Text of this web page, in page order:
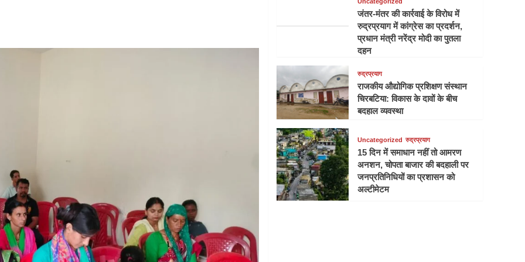
जंतर-मंतर की कार्रवाई के विरोध में
रुद्रप्रयाग में कांग्रेस का प्रदर्शन,
प्रधान मंत्री नरेंद्र मोदी का पुतला
दहन
रुद्रप्रयाग
राजकीय औद्योगिक प्रशिक्षण संस्थान
चिरबटिया: विकास के दावों के बीच
बदहाल व्यवस्था
Uncategorized रुद्रप्रयाग
15 दिन में समाधान नहीं तो आमरण
अनशन, चोपता बाजार की बदहाली पर
जनप्रतिनिधियों का प्रशासन को
अल्टीमेटम